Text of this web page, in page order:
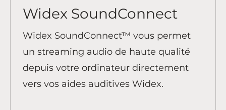
Widex SoundConnect
Widex SoundConnect™ vous permet
un streaming audio de haute qualité
depuis votre ordinateur directement
vers vos aides auditives Widex.